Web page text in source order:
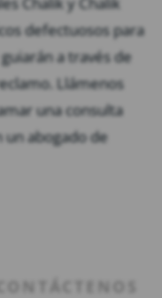
defectuosos para
a través de
Llámenos
una consulta
un abogado de